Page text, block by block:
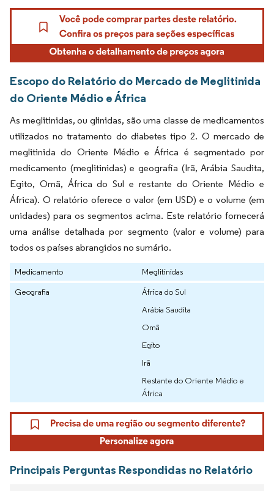
Escopo do Relatório do Mercado de Meglitinida
do Oriente Médio e África
As meglitinidas, ou glinidas, são uma classe de medicamentos
utilizados no tratamento do diabetes tipo 2. O mercado de
meglitinida do Oriente Médio e África é segmentado por
medicamento (meglitinidas) e geografia (Irã, Arábia Saudita,
Egito, Omã, África do Sul e restante do Oriente Médio e
África). O relatório oferece o valor (em USD) e o volume (em
unidades) para os segmentos acima. Este relatório fornecerá
uma análise detalhada por segmento (valor e volume) para
todos os países abrangidos no sumário.
Medicamento
Meglitinidas
Geografia
África do Sul
Arábia Saudita
Omã
Egito
Irã
Restante do Oriente Médio e
África
Principais Perguntas Respondidas no Relatório